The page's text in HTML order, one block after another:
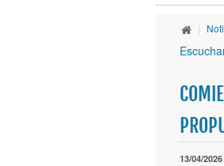
|
13/04/2026